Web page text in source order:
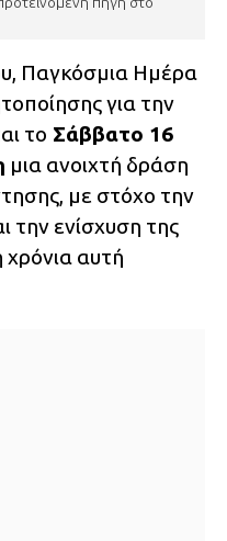
Παγκόσμια Ημέρα
για την
το Σάββατο 16
μια ανοιχτή δράση
με στόχο την
την ενίσχυση της
αυτή